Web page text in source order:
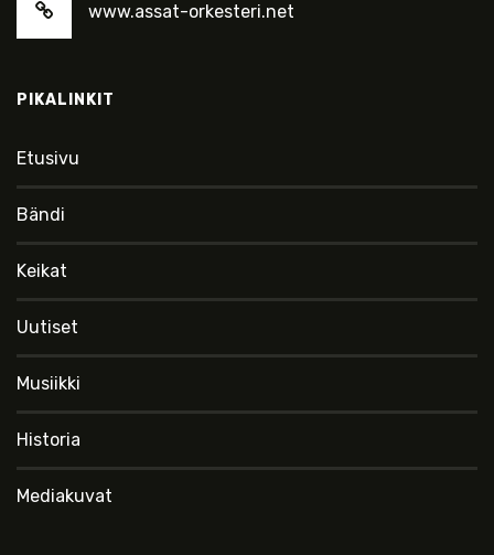
www.assat-orkesteri.net
PIKALINKIT
Etusivu
Bändi
Keikat
Uutiset
Musiikki
Historia
Mediakuvat